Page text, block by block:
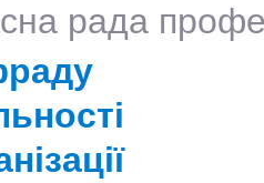
рада